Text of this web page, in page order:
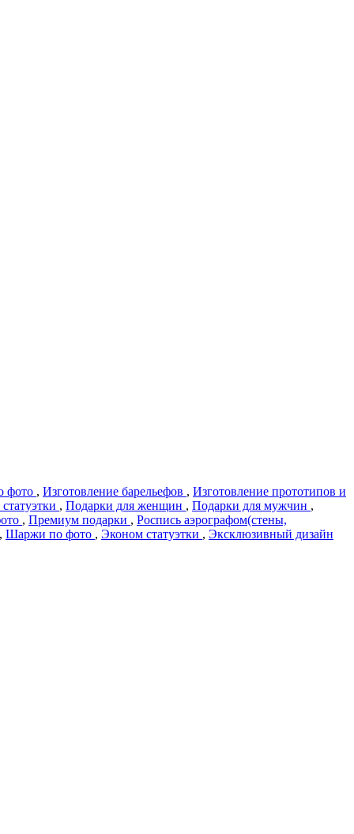
фото , Изготовление барельефов , Изготовление прототипов и
, Подарки для женщин , Подарки для мужчин ,
, Премиум подарки , Роспись аэрографом(стены,
, Шаржи по фото , Эконом статуэтки , Эксклюзивный дизайн